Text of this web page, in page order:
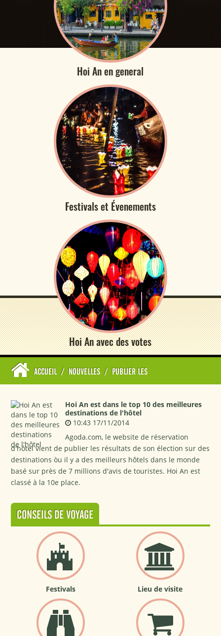
Hoi An en general
Festivals et Évenements
Hoi An avec des votes
ACCUEIL / NOUVELLES / PUBLIER LES
Hoi An est dans le top 10 des meilleures
destinations de l'hôtel
10:43 17/11/2014
Agoda.com, le website de réservation
d'hôtel vient de publier les résultats de son élection sur des
destinations òu il y a des meilleurs hôtels dans le monde
basé sur près de 7 millions d'avis de touristes. Hoi An est
classé à la 10e place.
CONSEILS DE VOYAGE
Festivals Lieu de visite